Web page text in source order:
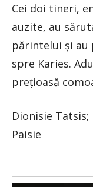
Cei doi tineri,
auzite, au
părintelui și au
spre Karies.
prețioasă
Dionisie
Paisie